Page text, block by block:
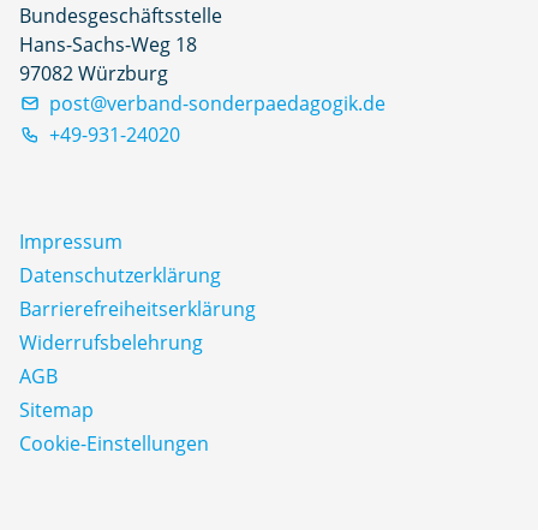
Bundesgeschäftsstelle
Hans-Sachs-Weg 18
97082 Würzburg
post@verband-sonderpaedagogik.de
+49-931-24020
Impressum
Datenschutz­erklärung
Barrierefreiheitserklärung
Widerrufsbelehrung
AGB
Sitemap
Cookie-Einstellungen